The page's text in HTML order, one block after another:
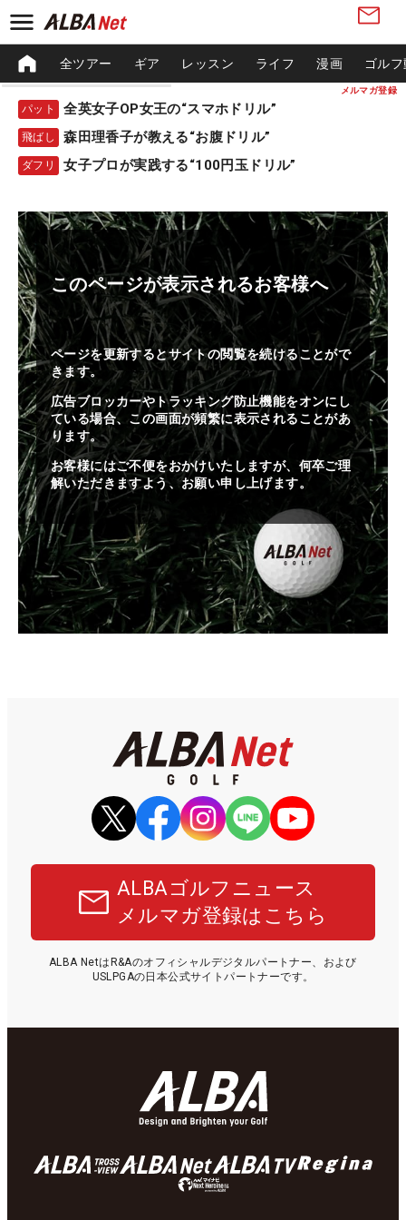
メルマガ登録
全ツアー ギア レッスン ライフ 漫画 ゴル
パット 全英女子OP女王の“スマホドリル”
飛ばし 森田理香子が教える“お腹ドリル”
ダフリ 女子プロが実践する“100円玉ドリル”
このページが表示されるお客様へ
ページを更新するとサイトの閲覧を続けることがで
きます。
広告ブロッカーやトラッキング防止機能をオンにし
ている場合、この画面が頻繁に表示されることがあ
ります。
お客様にはご不便をおかけいたしますが、何卒ご理
解いただきますよう、お願い申し上げます。
ALBAゴルフニュース
メルマガ登録はこちら
ALBA NetはR&Aのオフィシャルデジタルパートナー、および
USLPGAの日本公式サイトパートナーです。